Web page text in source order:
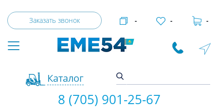
Заказать звонок
Каталог
- - -
8 (705) 901-25-67